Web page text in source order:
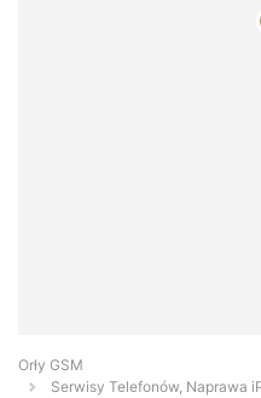
Orły GSM
Serwisy Telefonów, Naprawa